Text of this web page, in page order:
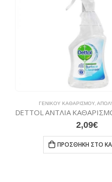
ΓΕΝΙΚΟΎ ΚΑΘΑΡΙΣΜΟΎ,ΑΠΟΛΥΜΑΝΤΙΚΆ
ΠΡΟΣΘΉΚΗ ΣΤΟ ΚΑΛΆΘΙ